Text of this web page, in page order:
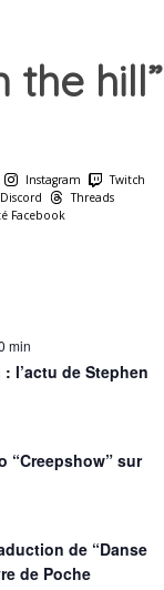
the hill”
Instagram
Twitch
Threads
Facebook
min
l’actu de Stephen
“Creepshow” sur
de “Danse
de Poche